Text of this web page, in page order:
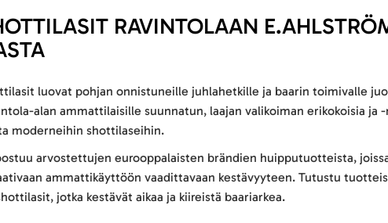
RAVINTOLAAN
luovat pohjan onnistuneille juhlahetkille ja baarin toimivalle
alan ammattilaisille suunnatun, laajan valikoiman erikokoisia ja
moderneihin shottilaseihin.
arvostettujen eurooppalaisten brändien huipputuotteista,
ammattikäyttöön vaadittavaan kestävyyteen. Tutustu
jotka kestävät aikaa ja kiireistä baariarkea.